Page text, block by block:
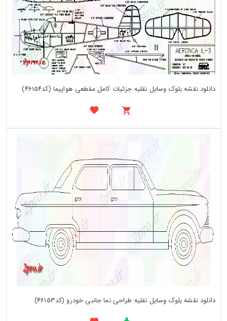
دانلود نقشه بلوک وسایل نقلیه جزئیات کامل مقطعی هواپیما (کد46154)
دانلود نقشه بلوک وسایل نقلیه طراحی نما جانبی خودرو (کد46153)